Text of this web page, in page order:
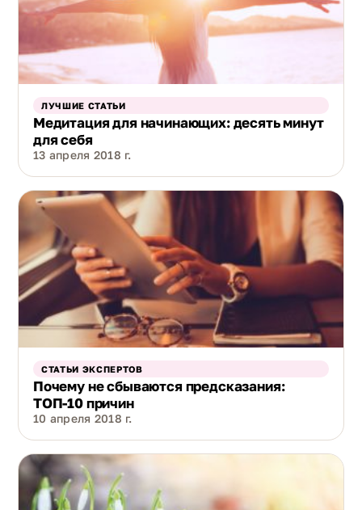
ЛУЧШИЕ СТАТЬИ
Медитация для начинающих: десять минут
для себя
13 апреля 2018 г.
СТАТЬИ ЭКСПЕРТОВ
Почему не сбываются предсказания:
ТОП-10 причин
10 апреля 2018 г.